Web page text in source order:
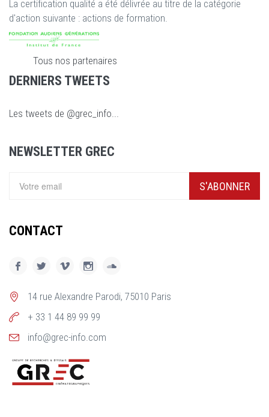
La certification qualité a été délivrée au titre de la catégorie
d'action suivante : actions de formation.
Tous nos partenaires
DERNIERS TWEETS
Les tweets de @grec_info...
NEWSLETTER GREC
S'ABONNER
CONTACT
14 rue Alexandre Parodi, 75010 Paris
+ 33 1 44 89 99 99
info@grec-info.com